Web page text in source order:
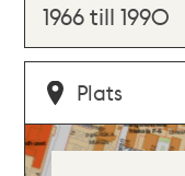
1966 till 1990
Plats